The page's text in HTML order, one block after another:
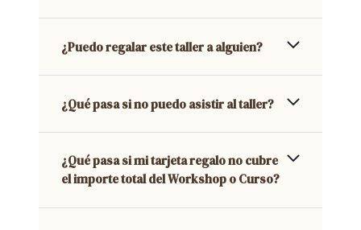
¿Puedo regalar este taller a alguien?
¿Qué pasa si no puedo asistir al taller?
¿Qué pasa si mi tarjeta regalo no cubre
el importe total del Workshop o Curso?